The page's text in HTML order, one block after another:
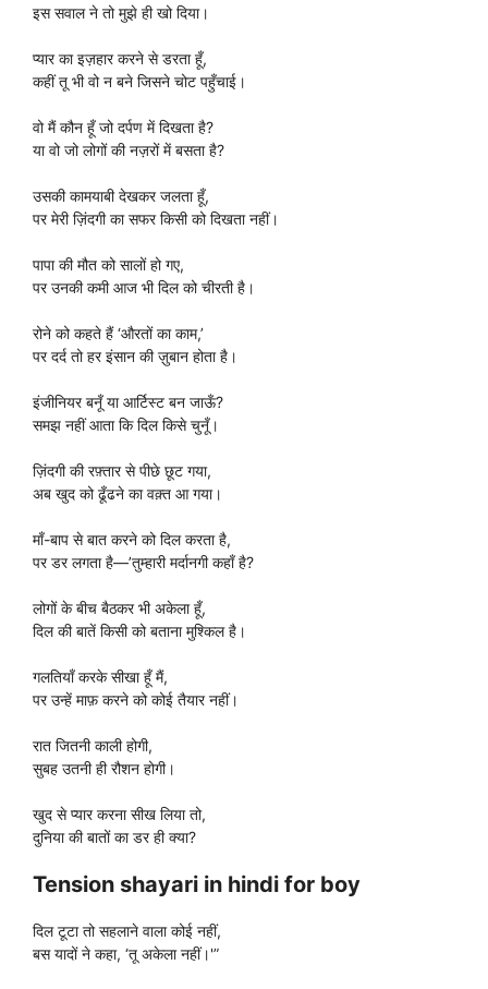
इस सवाल ने तो मुझे ही खो दिया।
प्यार का इज़हार करने से डरता हूँ,
कहीं तू भी वो न बने जिसने चोट पहुँचाई।
वो मैं कौन हूँ जो दर्पण में दिखता है?
या वो जो लोगों की नज़रों में बसता है?
उसकी कामयाबी देखकर जलता हूँ,
पर मेरी ज़िंदगी का सफर किसी को दिखता नहीं।
पापा की मौत को सालों हो गए,
पर उनकी कमी आज भी दिल को चीरती है।
रोने को कहते हैं ‘औरतों का काम,’
पर दर्द तो हर इंसान की ज़ुबान होता है।
इंजीनियर बनूँ या आर्टिस्ट बन जाऊँ?
समझ नहीं आता कि दिल किसे चुनूँ।
ज़िंदगी की रफ़्तार से पीछे छूट गया,
अब खुद को ढूँढने का वक़्त आ गया।
माँ-बाप से बात करने को दिल करता है,
पर डर लगता है—’तुम्हारी मर्दानगी कहाँ है?
लोगों के बीच बैठकर भी अकेला हूँ,
दिल की बातें किसी को बताना मुश्किल है।
गलतियाँ करके सीखा हूँ मैं,
पर उन्हें माफ़ करने को कोई तैयार नहीं।
रात जितनी काली होगी,
सुबह उतनी ही रौशन होगी।
खुद से प्यार करना सीख लिया तो,
दुनिया की बातों का डर ही क्या?
Tension shayari in hindi for boy
दिल टूटा तो सहलाने वाला कोई नहीं,
बस यादों ने कहा, ‘तू अकेला नहीं।'”